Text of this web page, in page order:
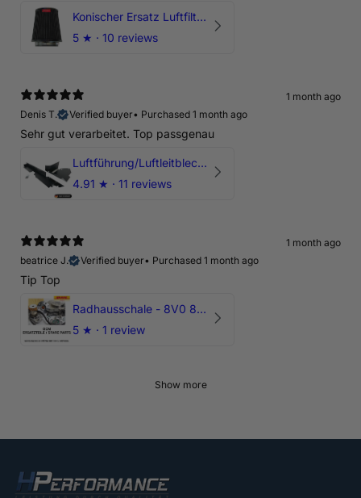
Konischer Ersatz Luftfilter Pilz - 4" & 5" Offene Ansaugung
5 ★ · 10 reviews
1 month ago
Denis T.
Verified buyer• Purchased 1 month ago
Sehr gut verarbeitet. Top passgenau
Luftführung/Luftleitblech 5" 125mm offene Ansaugung HPerformance
4.91 ★ · 11 reviews
1 month ago
beatrice J.
Verified buyer• Purchased 1 month ago
Tip Top
Radhausschale - 8V0 821 191 C - Original Ersatzteil für Audi RS3 Sportback
5 ★ · 1 review
Show more